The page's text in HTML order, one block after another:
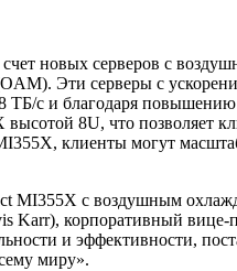
новых серверов с
Эти серверы с
ТБ/с и благодаря
8U, что позволяет
клиенты могут
MI355X с воздушным
Karr), корпоративный
и эффективности,
миру».